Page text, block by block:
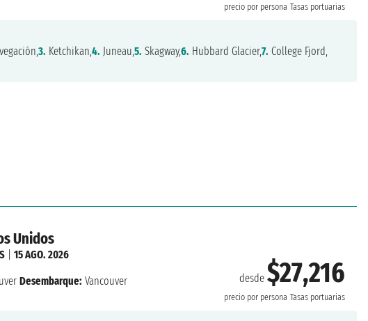
precio por persona Tasas portuarias
3. Ketchikan,4. Juneau,5. Skagway,6. Hubbard Glacier,7. College Fjord,
Unidos
desde $27,216
precio por persona Tasas portuarias
| 15 AGO. 2026
Desembarque: Vancouver